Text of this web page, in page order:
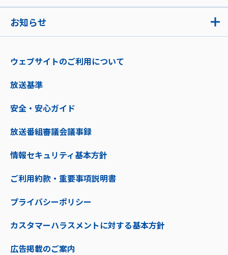
お知らせ
ウェブサイトのご利用について
放送基準
安全・安心ガイド
放送番組審議会議事録
情報セキュリティ基本方針
ご利用約款・重要事項説明書
プライバシーポリシー
カスタマーハラスメントに対する基本方針
広告掲載のご案内